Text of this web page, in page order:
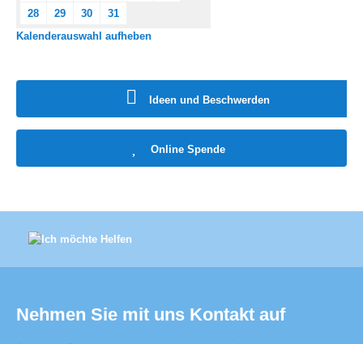
28
29 30
31
Kalenderauswahl aufheben
Ideen und Beschwerden
Online Spende
Nehmen Sie mit uns Kontakt auf